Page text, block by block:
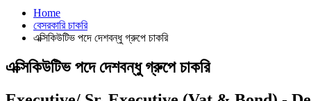
Home
বেসরকারি চাকরি
এক্সিকিউটিভ পদে দেশবন্ধু গ্রুপে চাকরি
এক্সিকিউটিভ পদে দেশবন্ধু গ্রুপে চাকরি